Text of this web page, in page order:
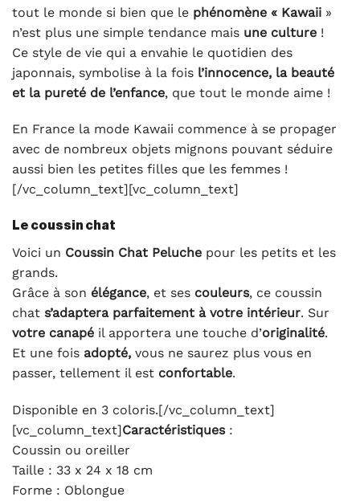
tout le monde si bien que le phénomène « Kawaii »
n’est plus une simple tendance mais une culture !
Ce style de vie qui a envahie le quotidien des
japonnais, symbolise à la fois l’innocence, la beauté
et la pureté de l’enfance, que tout le monde aime !
En France la mode Kawaii commence à se propager
avec de nombreux objets mignons pouvant séduire
aussi bien les petites filles que les femmes !
[/vc_column_text][vc_column_text]
Le coussin chat
Voici un Coussin Chat Peluche pour les petits et les
grands.
Grâce à son élégance, et ses couleurs, ce coussin
chat s’adaptera parfaitement à votre intérieur. Sur
votre canapé il apportera une touche d’originalité.
Et une fois adopté, vous ne saurez plus vous en
passer, tellement il est confortable.
Disponible en 3 coloris.[/vc_column_text]
[vc_column_text]Caractéristiques :
Coussin ou oreiller
Taille : 33 x 24 x 18 cm
Forme : Oblongue